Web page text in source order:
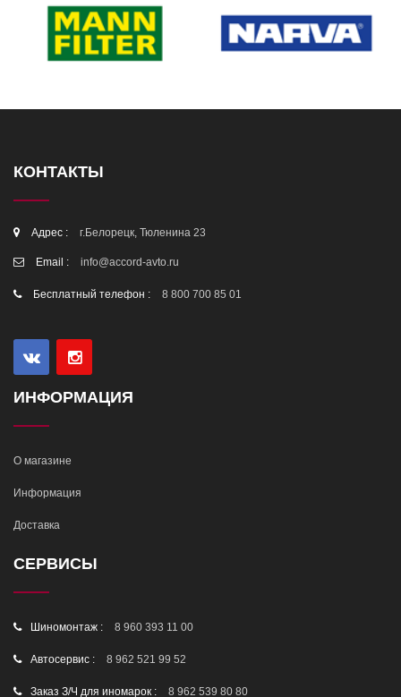
КОНТАКТЫ
Адрес : г.Белорецк, Тюленина 23
Email : info@accord-avto.ru
Бесплатный телефон : 8 800 700 85 01
ИНФОРМАЦИЯ
О магазине
Информация
Доставка
СЕРВИСЫ
Шиномонтаж : 8 960 393 11 00
Автосервис : 8 962 521 99 52
Заказ З/Ч для иномарок : 8 962 539 80 80